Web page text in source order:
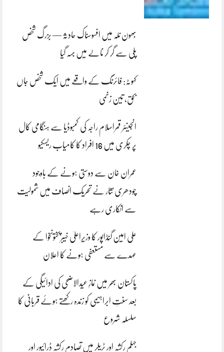
بھون نلہ میں افسوسناک حادثہ — بزرگ شخص
پلی سے گر کر نالے میں بہہ گیا
کہوٹہ: فائرنگ کے واقعے میں ایک شخص جاں
بحق، تین زخمی
انجینئر قمراسلام راجہ کی کمبوڈیا سے ہنگامی کال
پر چکری میں 16 افراد کا کامیاب ریسکیو
عمران خان سے دوستی ہونے کے باوجود
چودھری نثار نے تحریک انصاف میں شمولیت
سے انکاری رہے
علی امین گنڈاپور کا وزیراعلیٰ خیبرپختونخوا کے
عہدے سے مستعفی ہونے کا اعلان
پاکستان بھر میں نمازِ عیدالاضحی کی ادائیگی کے
بعد سنتِ ابراہیمی کو زندہ رکھتے ہوئے قربانی کا
سلسلہ شروع
جہلم رکشہ اور ٹریلر میں تصادم رکشہ ڈرائیور اور